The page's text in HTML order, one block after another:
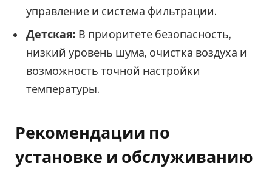
управление и система фильтрации.
Детская: В приоритете безопасность,
низкий уровень шума, очистка воздуха и
возможность точной настройки
температуры.
Рекомендации по
установке и обслуживанию